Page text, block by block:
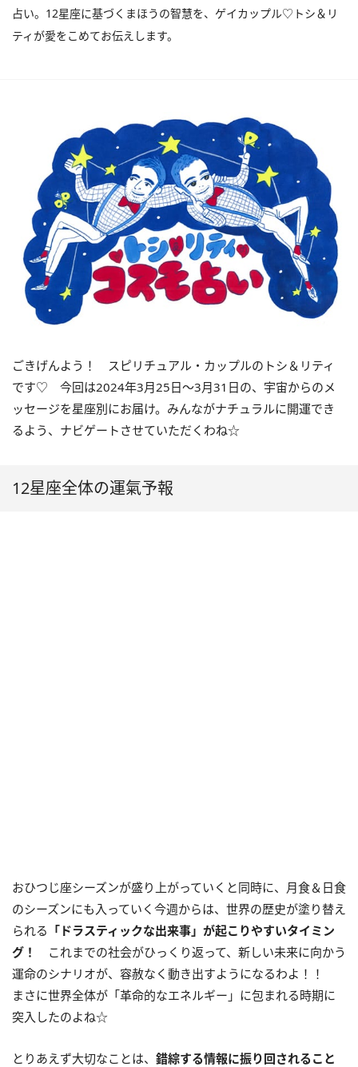
占い。12星座に基づくまほうの智慧を、ゲイカップル♡トシ＆リ
ティが愛をこめてお伝えします。
ごきげんよう！ スピリチュアル・カップルのトシ＆リティ
です♡ 今回は2024年3月25日〜3月31 日の、宇宙からのメ
ッセージを星座別にお届け。みんながナチュラルに開運でき
るよう、ナビゲートさせていただくわね☆
12星座全体の運氣予報
おひつじ座シーズンが盛り上がっていくと同時に、月食＆日食
のシーズンにも入っていく今週からは、世界の歴史が塗り替え
られる 「ドラスティックな出来事」が起こりやすいタイミン
グ！
これまでの社会がひっくり返って、新しい未来に向かう
運命のシナリオが、容赦なく動き出すようになるわよ！！
まさに世界全体が「革命的なエネルギー」に包まれる時期に
突入したのよね☆
とりあえず大切なことは、 錯綜する情報に振り回されること